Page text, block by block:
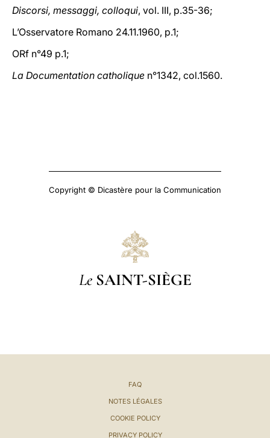
Discorsi, messaggi, colloqui, vol. III, p.35-36;
L’Osservatore Romano 24.11.1960, p.1;
ORf n°49 p.1;
La Documentation catholique n°1342, col.1560.
Copyright © Dicastère pour la Communication
Le SAINT-SIÈGE
FAQ
NOTES LÉGALES
COOKIE POLICY
PRIVACY POLICY